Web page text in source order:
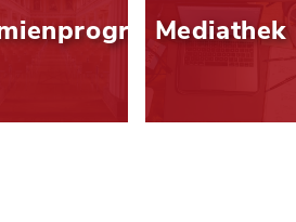
Mediathek